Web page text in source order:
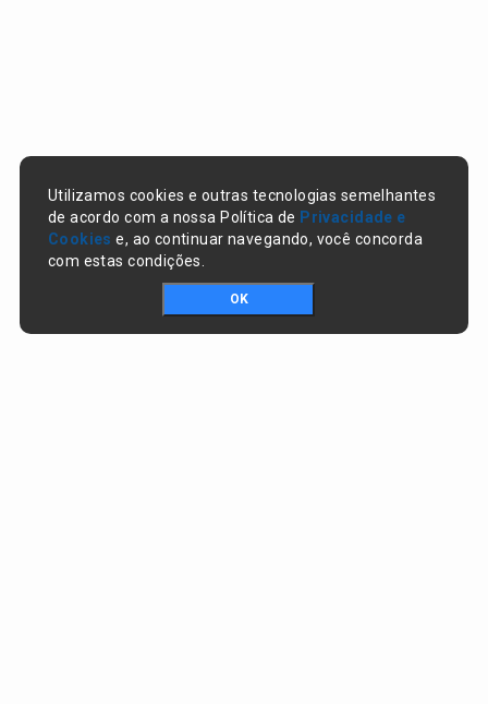
Utilizamos cookies e outras tecnologias semelhantes
de acordo com a nossa Política de Privacidade e
Cookies e, ao continuar navegando, você concorda
com estas condições.
OK